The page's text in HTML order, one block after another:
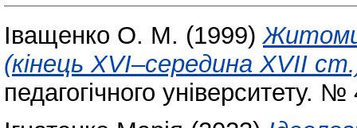
Іващенко О. М. (1999)
(кінець XVI–середина XVII
педагогічного університету.